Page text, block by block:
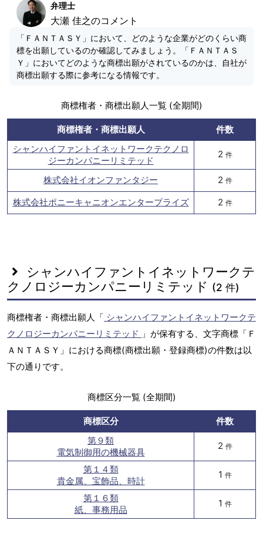
弁理士
大瀬 佳之のコメント
「ＦＡＮＴＡＳＹ」において、どのような企業がどのくらい商
標を出願しているのか確認してみましょう。「ＦＡＮＴＡＳ
Ｙ」においてどのような商標出願がされているのかは、自社が
商標出願する際に参考になる情報です。
商標権者・商標出願人一覧 (全期間)
商標権者・商標出願人
件数
シャンハイファントイネットワークテクノロ
ジーカンパニーリミテッド
2 件
株式会社イオンファンタジー 2 件
株式会社ポニーキャニオンエンタープライズ 2 件
シャンハイファントイネットワークテ
クノロジーカンパニーリミテッド (2 件)
商標権者・商標出願人「 シャンハイファントイネットワークテ
クノロジーカンパニーリミテッド 」が保有する、文字商標「Ｆ
ＡＮＴＡＳＹ」における商標(商標出願・登録商標)の件数は以
下の通りです。
商標区分一覧 (全期間)
商標区分
件数
第９類
電気制御用の機械器具
2 件
第１４類
貴金属、宝飾品、時計
1 件
第１６類
紙、事務用品
1 件